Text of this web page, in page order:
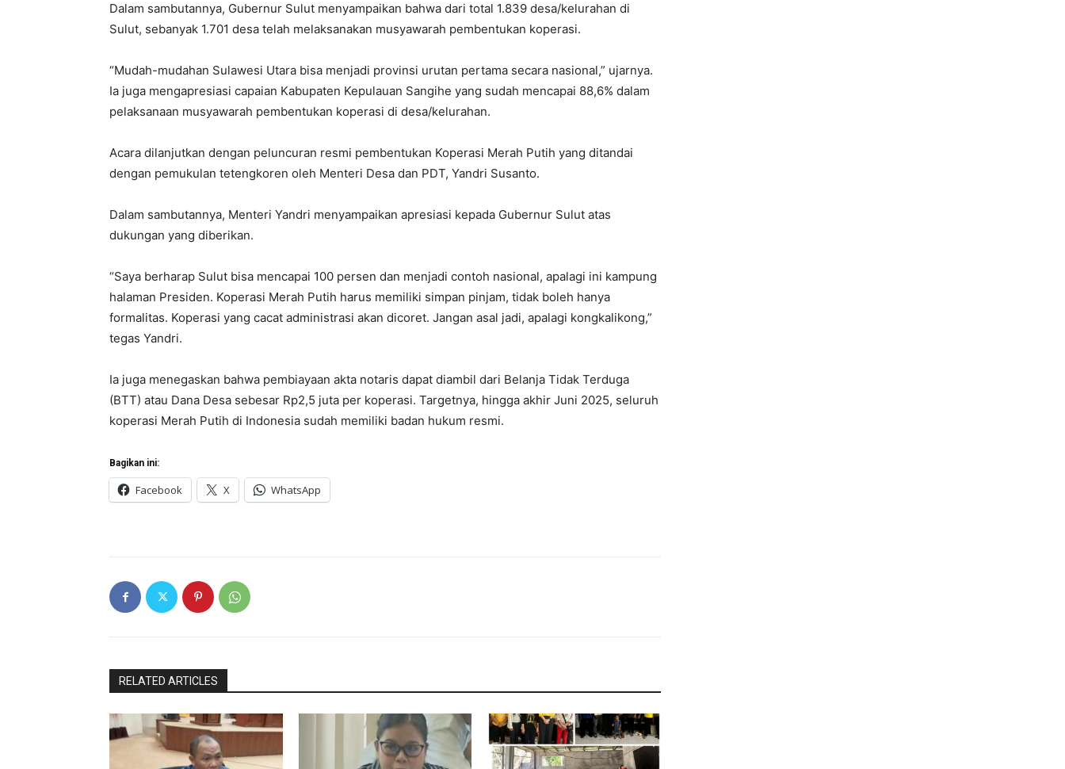
Dalam sambutannya, Gubernur Sulut menyampaikan bahwa dari total 1.839 desa/kelurahan di
Sulut, sebanyak 1.701 desa telah melaksanakan musyawarah pembentukan koperasi.
“Mudah-mudahan Sulawesi Utara bisa menjadi provinsi urutan pertama secara nasional,” ujarnya.
Ia juga mengapresiasi capaian Kabupaten Kepulauan Sangihe yang sudah mencapai 88,6% dalam
pelaksanaan musyawarah pembentukan koperasi di desa/kelurahan.
Acara dilanjutkan dengan peluncuran resmi pembentukan Koperasi Merah Putih yang ditandai
dengan pemukulan tetengkoren oleh Menteri Desa dan PDT, Yandri Susanto.
Dalam sambutannya, Menteri Yandri menyampaikan apresiasi kepada Gubernur Sulut atas
dukungan yang diberikan.
“Saya berharap Sulut bisa mencapai 100 persen dan menjadi contoh nasional, apalagi ini kampung
halaman Presiden. Koperasi Merah Putih harus memiliki simpan pinjam, tidak boleh hanya
formalitas. Koperasi yang cacat administrasi akan dicoret. Jangan asal jadi, apalagi kongkalikong,”
tegas Yandri.
Ia juga menegaskan bahwa pembiayaan akta notaris dapat diambil dari Belanja Tidak Terduga
(BTT) atau Dana Desa sebesar Rp2,5 juta per koperasi. Targetnya, hingga akhir Juni 2025, seluruh
koperasi Merah Putih di Indonesia sudah memiliki badan hukum resmi.
Bagikan ini:
Facebook X WhatsApp
RELATED ARTICLES